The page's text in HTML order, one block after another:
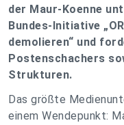
der Maur-Koenne
Bundes-Initiative
demolieren“ und
Postenschachers
Strukturen.
Das größte
einem Wendepunkt: